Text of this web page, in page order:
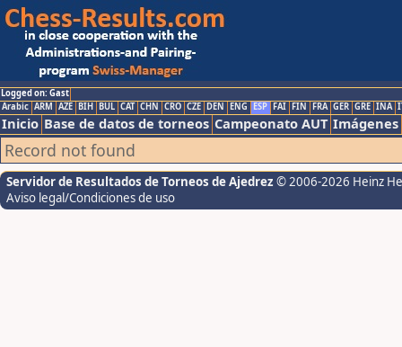
Logged on: Gast
Arabic ARM AZE BIH BUL CAT CHN CRO CZE DEN ENG ESP FAI FIN FRA GER GRE INA
Inicio Base de datos de torneos Campeonato AUT Imágenes
Record not found
Servidor de Resultados de Torneos de Ajedrez © 2006-2026 Heinz
Aviso legal/Condiciones de uso